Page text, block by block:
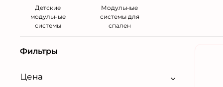
Детские
модульные
системы
Модульные
системы для
спален
Фильтры
Цена